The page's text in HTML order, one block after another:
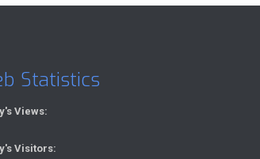
Statistics
Views:
Visitors: